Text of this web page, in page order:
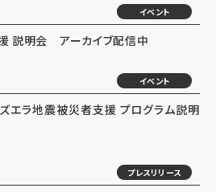
イベント
説明会 アーカイブ配信中
イベント
ズエラ地震被災者支援 プログラム説明
プレスリリース